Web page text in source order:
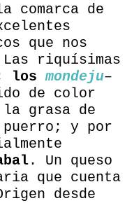
comarca de
que nos
riquísimas
los mondeju–
de color
la grasa de
y por
. Un queso
que cuenta
desde